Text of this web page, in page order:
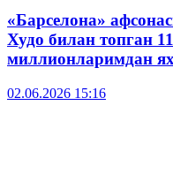
«Барселона»
Худо билан топган
миллионларимдан
02.06.2026 15:16